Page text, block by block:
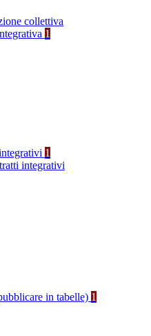
collettiva
1
1
integrativi
in tabelle) 1